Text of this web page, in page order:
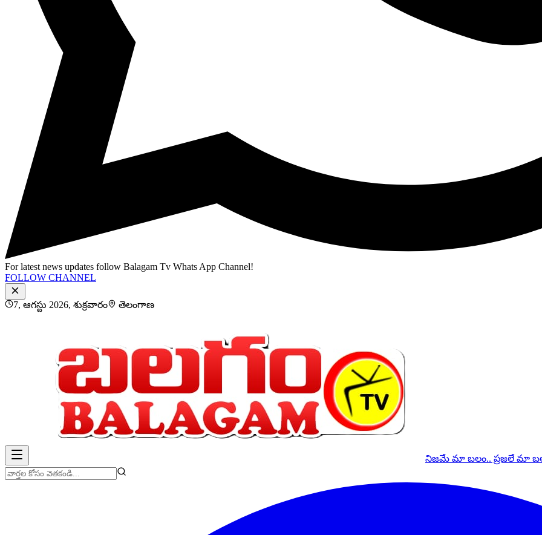
For latest news updates follow Balagam Tv Whats App Channel!
FOLLOW CHANNEL
7, ఆగస్టు 2026, శుక్రవారం తెలంగాణ
నిజమే మా బలం.. ప్రజలే మా